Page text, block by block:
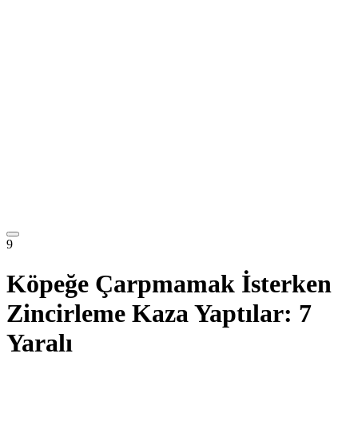
9
Köpeğe Çarpmamak İsterken
Zincirleme Kaza Yaptılar: 7
Yaralı